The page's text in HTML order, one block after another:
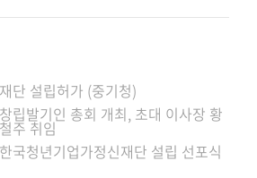
재단 설립허가 (중기청)
창립발기인 총회 개최, 초대 이사장 황
철주 취임
한국청년기업가정신재단 설립 선포식